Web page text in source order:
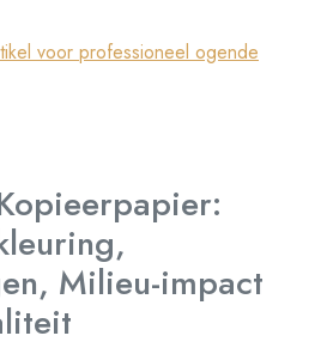
voor professioneel ogende
Milieu-impact